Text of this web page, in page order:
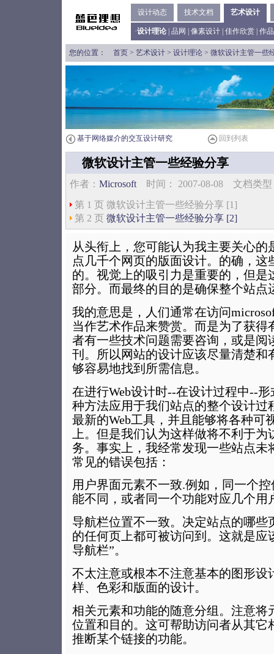
设计动态 技术文档 艺术设计
·设计理论 品网 像素设计 佳作欣赏 作
您的位置： 首页 > 艺术设计 > 设计理论 > 微软设计主管一些
基于网络媒介的交互设计研究 回到列表
微软设计主管一些经验分享
作者： Microsoft 时间： 2007-08-08 文档类
第 1 页 微软设计主管一些经验分享 [1]
第 2 页 微软设计主管一些经验分享 [2]
从头衔上，您可能认为我主要关心的
点几千个网页的版面设计。的确，这
的。视觉上的吸引力是重要的，但是
部分。而最终的目的是确保整个站点
我的意思是，人们通常在访问
当作艺术作品来赞赏。而是为了获得
者有一些技术问题需要咨询，或是阅
刊。所以网站的设计应该尽量清楚和
够容易地找到所需信息。
在进行Web设计时--在设计过程中--
种方法应用于我们站点的整个设计过
最新的Web工具，并且能够将各种可
上。但是我们认为这样做将不利于
务。事实上，我经常发现一些站点未
常见的错误包括：
用户界面元素不一致.例如，同一个
能不同，或者同一个功能对应几个用
导航栏位置不一致。决定站点的哪些
的任何页上都可被访问到。这就是应
导航栏”。
不太注意或根本不注意基本的图形设
样、色彩和版面的设计。
相关元素和功能的随意分组。注意将
位置和目的。这可帮助访问者从其它
推断某个链接的功能。